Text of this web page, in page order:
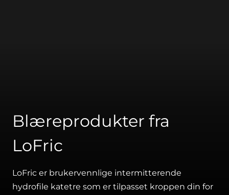
Blæreprodukter fra
LoFric
LoFric er brukervennlige intermitterende
hydrofile katetre som er tilpasset kroppen din for